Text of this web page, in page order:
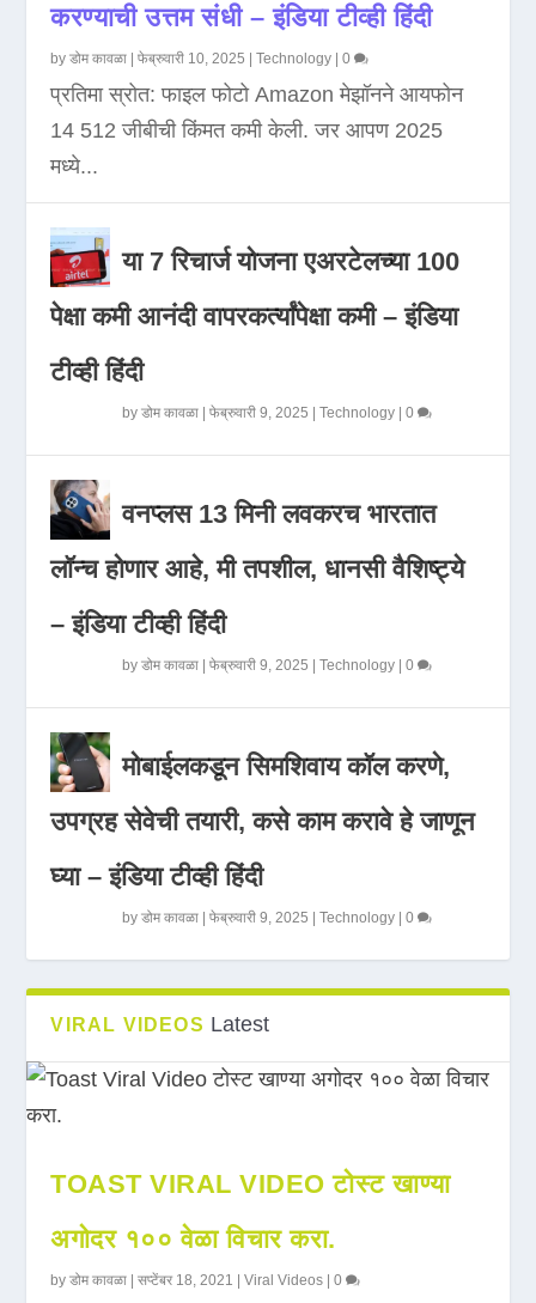
करण्याची उत्तम संधी – इंडिया टीव्ही हिंदी
byडोम कावळा |फेब्रुवारी 10, 2025 |Technology |0
प्रतिमा स्रोत: फाइल फोटो Amazon मेझॉनने आयफोन
14 512 जीबीची किंमत कमी केली. जर आपण 2025
मध्ये...
या 7 रिचार्ज योजना एअरटेलच्या 100
पेक्षा कमी आनंदी वापरकर्त्यांपेक्षा कमी – इंडिया
टीव्ही हिंदी
byडोम कावळा |फेब्रुवारी 9, 2025 |Technology |0
वनप्लस 13 मिनी लवकरच भारतात
लॉन्च होणार आहे, मी तपशील, धानसी वैशिष्ट्ये
– इंडिया टीव्ही हिंदी
byडोम कावळा |फेब्रुवारी 9, 2025 |Technology |0
मोबाईलकडून सिमशिवाय कॉल करणे,
उपग्रह सेवेची तयारी, कसे काम करावे हे जाणून
घ्या – इंडिया टीव्ही हिंदी
byडोम कावळा |फेब्रुवारी 9, 2025 |Technology |0
VIRAL VIDEOS Latest
TOAST VIRAL VIDEO टोस्ट खाण्या
अगोदर १०० वेळा विचार करा.
byडोम कावळा |सप्टेंबर 18, 2021 |Viral Videos |0